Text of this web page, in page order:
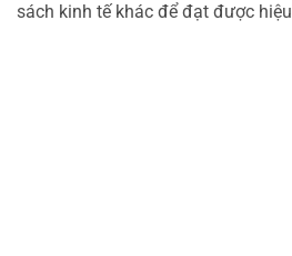
sách kinh tế khác để đạt được